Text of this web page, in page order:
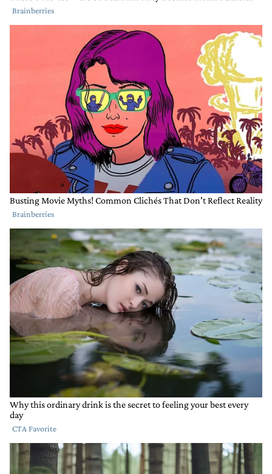
Comentario de Ricardo Peralta.
Ricardo Peralta 1 DE JUNIO DE 2026
El monotributo fue un casa bobos y cayeron unos
cuantos y otros beneficiados como lo fue las AFJP.
Ahora el FMI vuelve a la carga y ustedes que piensan
¿Que lo van a pagar los de arriba ? ja ja ja lo va a
pagar el pueblo como lo hizo siempre. Lean o vean
algun documental de Haiti por que es pobre. Nosotros
no somos iguales porque este mi Pais como el de Uds.
es rico pero si seguimos asi en un tiempo no muy
lejano,vamos a llegar. Regalando el pais como se esta
haciendo dandoselo a las empresas extranjeras y si
no miren el SUPER RIGI lo que dice Milei ( lo anticipo
cuando hablo en cadena en el juicio ganado por YPF
voy a mandar al congreso una ley para que no se
pueda expropiar ninguna empresa extranjera) , y lo
hizo en el SUPER RIGI hay un punto que es ese. Por
eso les digo miren algun documeltal de porque Haiti
es pobre. Hacia y vamos y cuando queramos ser
totalmente independientes nos va pasar lo mismo.(
esperemos que no).
Comentario de Fabio Martín.
Fabio Martín 31 DE MAYO DE 2026